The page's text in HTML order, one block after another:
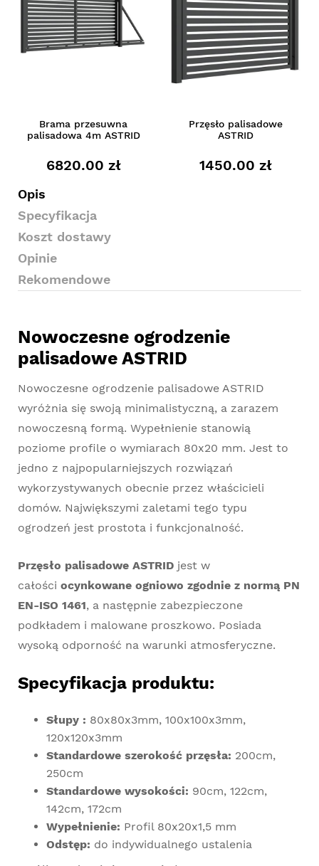
Brama przesuwna
palisadowa 4m ASTRID
6820.00 zł
Przęsło palisadowe
ASTRID
1450.00 zł
Opis
Specyfikacja
Koszt dostawy
Opinie
Rekomendowe
Nowoczesne ogrodzenie
palisadowe ASTRID
Nowoczesne ogrodzenie palisadowe ASTRID
wyróżnia się swoją minimalistyczną, a zarazem
nowoczesną formą. Wypełnienie stanowią
poziome profile o wymiarach 80x20 mm. Jest to
jedno z najpopularniejszych rozwiązań
wykorzystywanych obecnie przez właścicieli
domów. Największymi zaletami tego typu
ogrodzeń jest prostota i funkcjonalność.
Przęsło palisadowe ASTRID jest w
całości ocynkowane ogniowo zgodnie z normą PN
EN-ISO 1461, a następnie zabezpieczone
podkładem i malowane proszkowo. Posiada
wysoką odporność na warunki atmosferyczne.
Specyfikacja produktu:
Słupy : 80x80x3mm, 100x100x3mm,
120x120x3mm
Standardowe szerokość przęsła: 200cm,
250cm
Standardowe wysokości: 90cm, 122cm,
142cm, 172cm
Wypełnienie: Profil 80x20x1,5 mm
Odstęp: do indywidualnego ustalenia